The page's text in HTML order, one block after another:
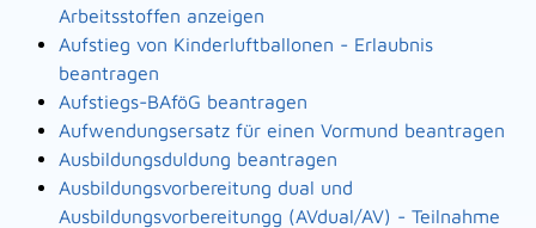
Arbeitsstoffen anzeigen
Aufstieg von Kinderluftballonen - Erlaubnis
beantragen
Aufstiegs-BAföG beantragen
Aufwendungsersatz für einen Vormund beantragen
Ausbildungsduldung beantragen
Ausbildungsvorbereitung dual und
Ausbildungsvorbereitungg (AVdual/AV) - Teilnahme